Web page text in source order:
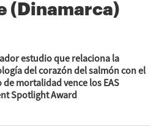
(Dinamarca)
estudio que relaciona la
del corazón del salmón con el
de mortalidad vence los EAS
Spotlight Award